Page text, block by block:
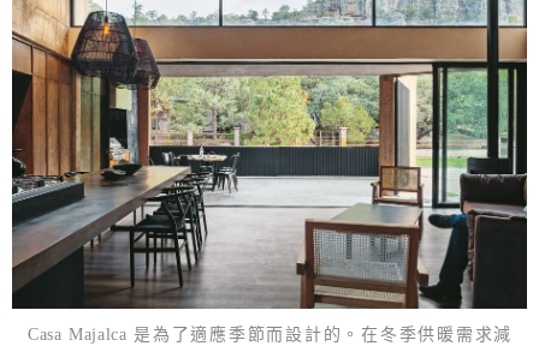
Casa Majalca 是為了適應季節而設計的。在冬季供暖需求減